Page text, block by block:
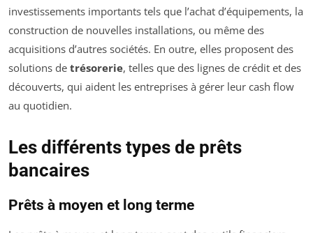
investissements importants tels que l’achat d’équipements, la
construction de nouvelles installations, ou même des
acquisitions d’autres sociétés. En outre, elles proposent des
solutions de trésorerie, telles que des lignes de crédit et des
découverts, qui aident les entreprises à gérer leur cash flow
au quotidien.
Les différents types de prêts
bancaires
Prêts à moyen et long terme